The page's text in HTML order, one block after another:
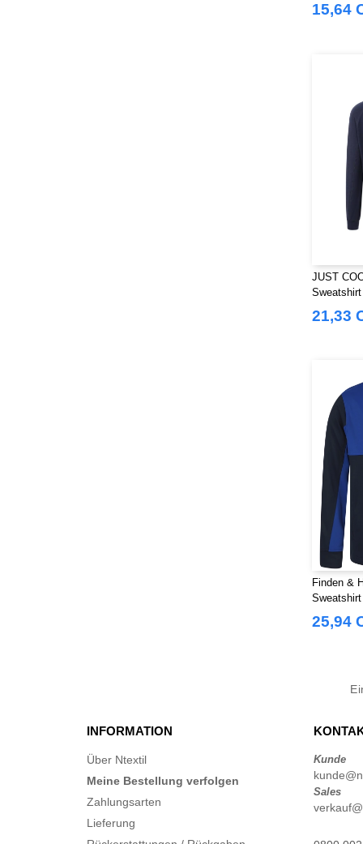
15,64
JUST
Sweatshirt
21,33
Finden &
25,94
INFORMATION
Über Ntextil
Meine Bestellung verfolgen
Zahlungsarten
Lieferung
Kunde
Sales